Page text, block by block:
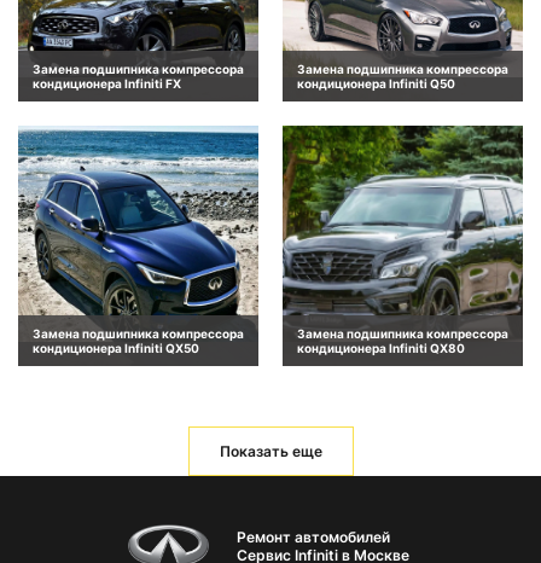
Замена подшипника компрессора
кондиционера Infiniti FX
Замена подшипника компрессора
кондиционера Infiniti Q50
Замена подшипника компрессора
кондиционера Infiniti QX50
Замена подшипника компрессора
кондиционера Infiniti QX80
Показать еще
Ремонт автомобилей
Сервис Infiniti в Москве